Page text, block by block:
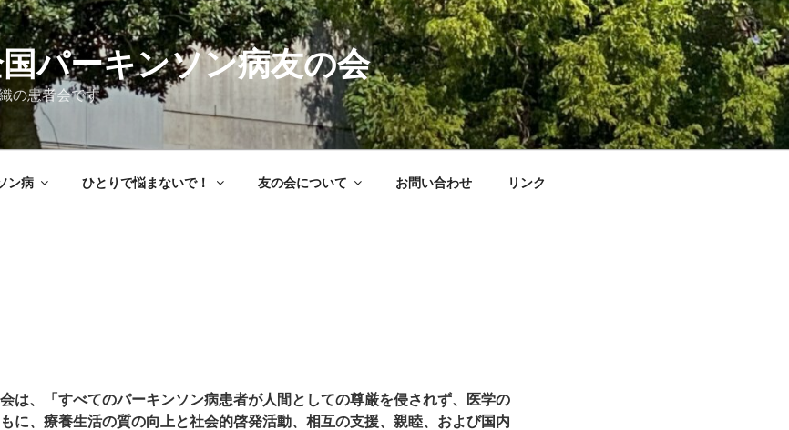
パーキンソン病友の会
の患者会です
ン病 ひとりで悩まないで！ 友の会について お問い合わせ リンク
は、「すべてのパーキンソン病患者が人間としての尊厳を侵されず、医学の
に、療養生活の質の向上と社会的啓発活動、相互の支援、親睦、および国内